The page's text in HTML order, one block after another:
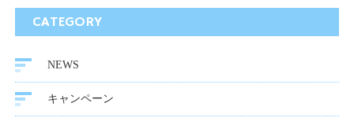
CATEGORY
NEWS
キャンペーン